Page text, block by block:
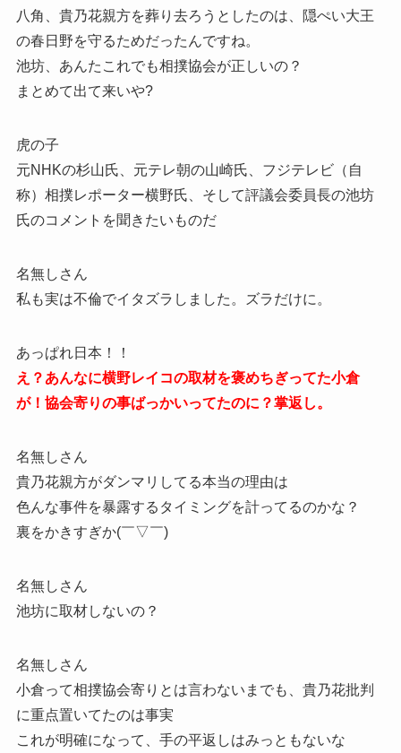
八角、貴乃花親方を葬り去ろうとしたのは、隠ぺい大王
の春日野を守るためだったんですね。
池坊、あんたこれでも相撲協会が正しいの？
まとめて出て来いや?
虎の子
元NHKの杉山氏、元テレ朝の山崎氏、フジテレビ（自
称）相撲レポーター横野氏、そして評議会委員長の池坊
氏のコメントを聞きたいものだ
名無しさん
私も実は不倫でイタズラしました。ズラだけに。
あっぱれ日本！！
え？あんなに横野レイコの取材を褒めちぎってた小倉
が！協会寄りの事ばっかいってたのに？掌返し。
名無しさん
貴乃花親方がダンマリしてる本当の理由は
色んな事件を暴露するタイミングを計ってるのかな？
裏をかきすぎか(￣▽￣)
名無しさん
池坊に取材しないの？
名無しさん
小倉って相撲協会寄りとは言わないまでも、貴乃花批判
に重点置いてたのは事実
これが明確になって、手の平返しはみっともないな